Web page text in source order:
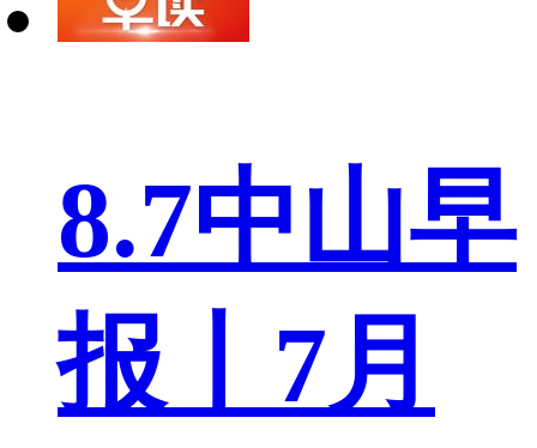
8.7中山早
报丨7月